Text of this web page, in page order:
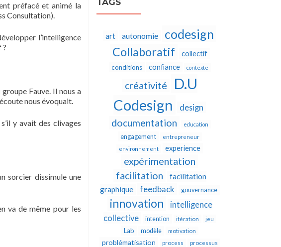
préfacé et animé la
Consultation).
l’intelligence
?
Fauve. Il nous a
nous évoquait.
y avait des clivages
sorcier dissimule une
va de même pour les
TAGS
art autonomie codesign
Collaboratif collectif
conditions confiance contexte
créativité
D.U
Codesign
design
documentation education
engagement
entrepreneur
environnement
experience
expérimentation
facilitation
facilitation
graphique
feedback gouvernance
innovation
intelligence
collective
intention itération jeu
Lab modèle motivation
problématisation process processus